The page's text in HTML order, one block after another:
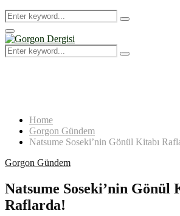
Search
for:
Search
Primary
Menu
Search
for:
Search
Home
Gorgon Gündem
Natsume Soseki’nin Gönül Kitabı
Gorgon Gündem
Natsume Soseki’nin Gönül
Raflarda!